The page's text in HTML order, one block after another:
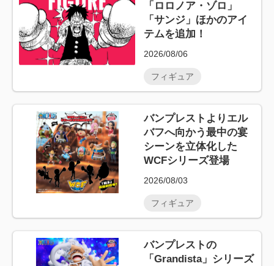
「ロロノア・ゾロ」
「サンジ」ほかのアイ
テムを追加！
2026/08/06
フィギュア
バンプレストよりエル
バフへ向かう最中の宴
シーンを立体化した
WCFシリーズ登場
2026/08/03
フィギュア
バンプレストの
「Grandista」シリーズ